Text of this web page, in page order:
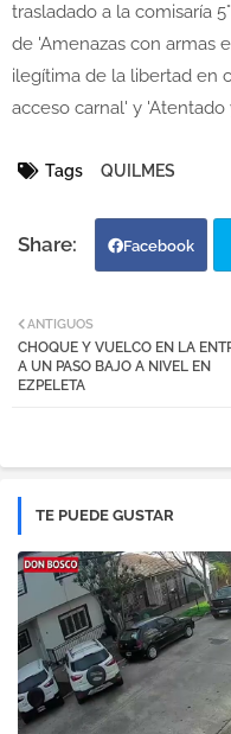
trasladado a la comisaría
de 'Amenazas con armas
ilegítima de la libertad en
acceso carnal' y 'Atentado
Tags QUILMES
Facebook
ANTIGUOS
CHOQUE Y VUELCO EN LA
A UN PASO BAJO A NIVEL EN
EZPELETA
TE PUEDE GUSTAR